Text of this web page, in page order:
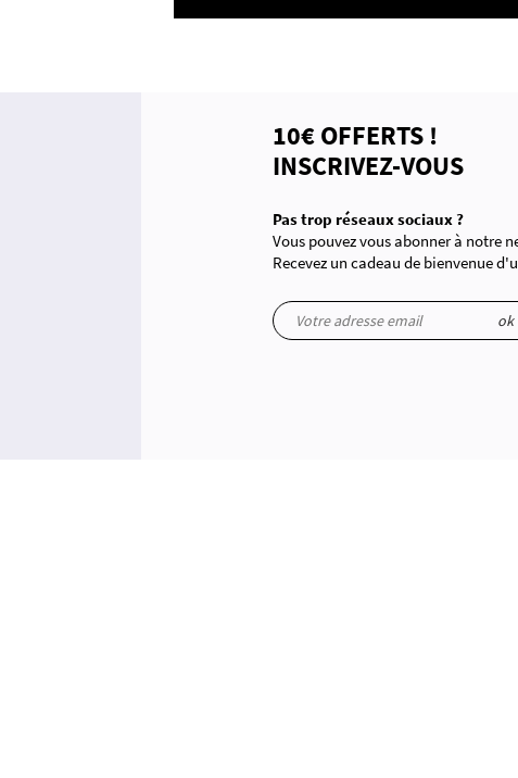
10€ OFFERTS !
INSCRIVEZ-VOUS
Pas trop réseaux sociaux ?
Vous pouvez vous abonner à notre
Recevez un cadeau de bienvenue
ok
Personnalisez vos préférences pour contrôler la manière dont vos informations sont manipulées.